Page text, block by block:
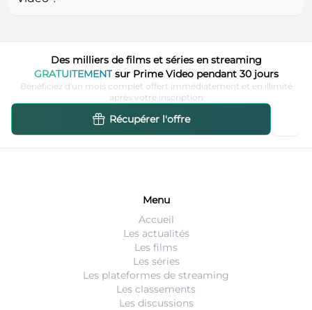
Des milliers de films et séries en streaming
GRATUITEMENTsur Prime Video pendant 30 jours
Bénéficiez d'un mois complet offert immédiatement et en illimité
après votre inscription
Récupérer l'offre
Menu
Accueil
Les actualités
Les films
Les séries
Les plateformes de streaming
Les classements
Les discussions